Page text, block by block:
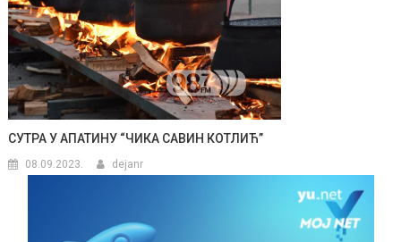
СУТРА У АПАТИНУ “ЧИКА САВИН КОТЛИЋ”
08.09.2023. dejanr